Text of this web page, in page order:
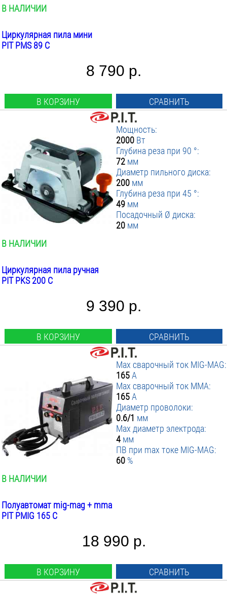
В НАЛИЧИИ
Циркулярная пила мини
PIT PMS 89 C
8 790 р.
В КОРЗИНУ СРАВНИТЬ
Мощность:
2000 Вт
Глубина реза при 90 °:
72 мм
Диаметр пильного диска:
200 мм
Глубина реза при 45 °:
49 мм
Посадочный Ø диска:
20 мм
В НАЛИЧИИ
Циркулярная пила ручная
PIT PKS 200 C
9 390 р.
В КОРЗИНУ СРАВНИТЬ
Max сварочный ток MIG-MAG:
165А
Max сварочный ток MMA:
165А
Диаметр проволоки:
0.6/1 мм
Max диаметр электрода:
4 мм
ПВ при max токе MIG-MAG:
60 %
В НАЛИЧИИ
Полуавтомат mig-mag + mma
PIT PMIG 165 C
18 990 р.
В КОРЗИНУ СРАВНИТЬ